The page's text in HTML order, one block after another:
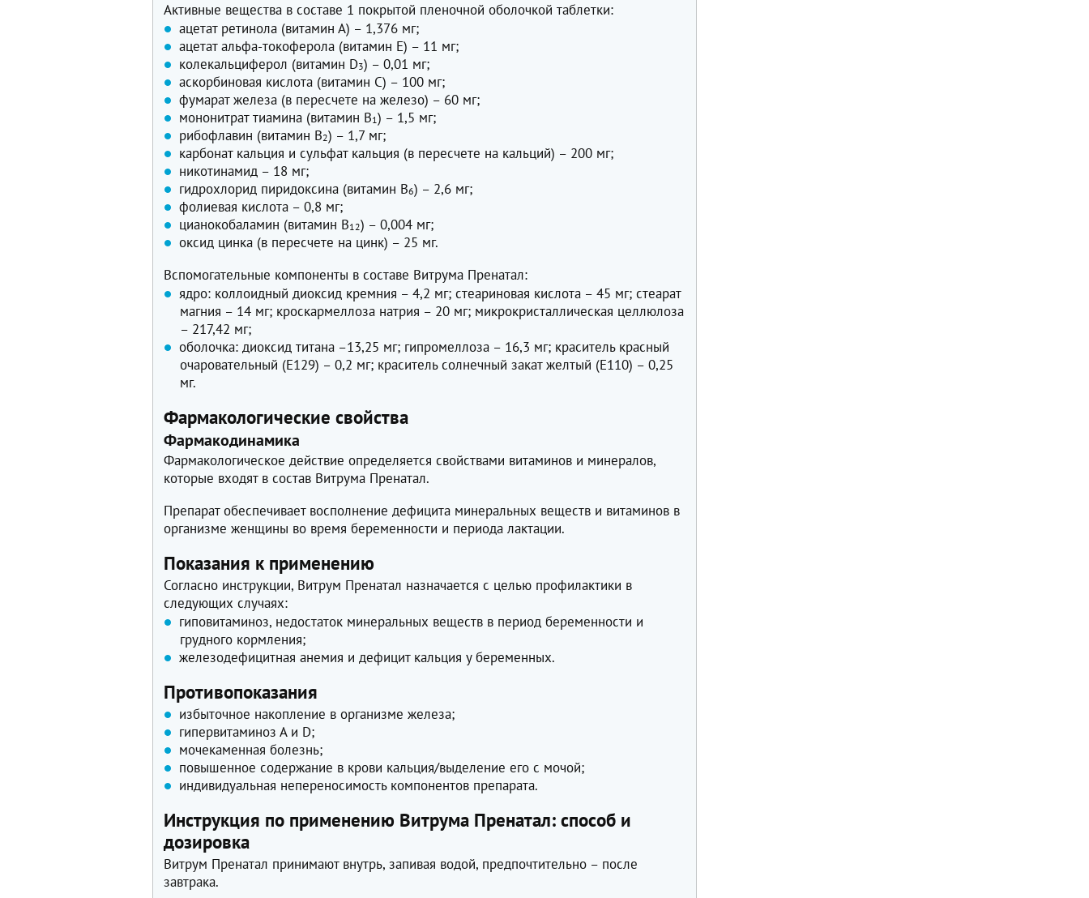
Активные вещества в составе 1 покрытой пленочной оболочкой таблетки:
ацетат ретинола (витамин А) – 1,376 мг;
ацетат альфа-токоферола (витамин Е) – 11 мг;
колекальциферол (витамин D3) – 0,01 мг;
аскорбиновая кислота (витамин С) – 100 мг;
фумарат железа (в пересчете на железо) – 60 мг;
мононитрат тиамина (витамин B1) – 1,5 мг;
рибофлавин (витамин В2) – 1,7 мг;
карбонат кальция и сульфат кальция (в пересчете на кальций) – 200 мг;
никотинамид – 18 мг;
гидрохлорид пиридоксина (витамин В6) – 2,6 мг;
фолиевая кислота – 0,8 мг;
цианокобаламин (витамин В12) – 0,004 мг;
оксид цинка (в пересчете на цинк) – 25 мг.
Вспомогательные компоненты в составе Витрума Пренатал:
ядро: коллоидный диоксид кремния – 4,2 мг; стеариновая кислота – 45 мг; стеарат
магния – 14 мг; кроскармеллоза натрия – 20 мг; микрокристаллическая целлюлоза
– 217,42 мг;
оболочка: диоксид титана –13,25 мг; гипромеллоза – 16,3 мг; краситель красный
очаровательный (Е129) – 0,2 мг; краситель солнечный закат желтый (Е110) – 0,25
мг.
Фармакологические свойства
Фармакодинамика
Фармакологическое действие определяется свойствами витаминов и минералов,
которые входят в состав Витрума Пренатал.
Препарат обеспечивает восполнение дефицита минеральных веществ и витаминов в
организме женщины во время беременности и периода лактации.
Показания к применению
Согласно инструкции, Витрум Пренатал назначается с целью профилактики в
следующих случаях:
гиповитаминоз, недостаток минеральных веществ в период беременности и
грудного кормления;
железодефицитная анемия и дефицит кальция у беременных.
Противопоказания
избыточное накопление в организме железа;
гипервитаминоз А и D;
мочекаменная болезнь;
повышенное содержание в крови кальция/выделение его с мочой;
индивидуальная непереносимость компонентов препарата.
Инструкция по применению Витрума Пренатал: способ и
дозировка
Витрум Пренатал принимают внутрь, запивая водой, предпочтительно – после
завтрака.